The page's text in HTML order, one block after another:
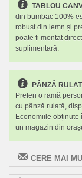
TABLOU
din bumbac 100%
robust din lemn și
poate fi montat
suplimentară.
PÂNZĂ
Preferi o ramă
cu pânză rulată,
Economiile obținute
un magazin din
CERE MAI